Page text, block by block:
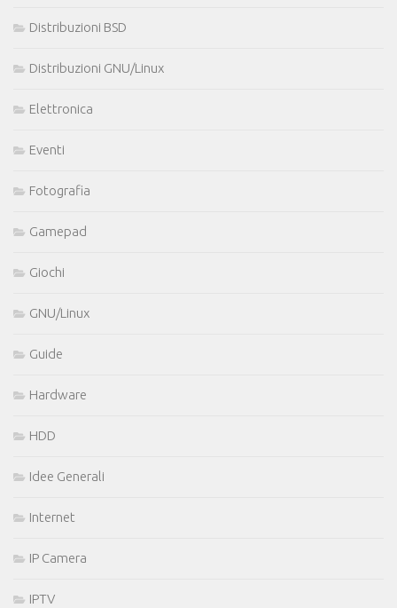
Distribuzioni BSD
Distribuzioni GNU/Linux
Elettronica
Eventi
Fotografia
Gamepad
Giochi
GNU/Linux
Guide
Hardware
HDD
Idee Generali
Internet
IP Camera
IPTV